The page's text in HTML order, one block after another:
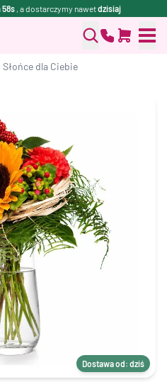
58s , a dostarczymy nawetdzisiaj
Słońce dla Ciebie
Dostawa od: dziś